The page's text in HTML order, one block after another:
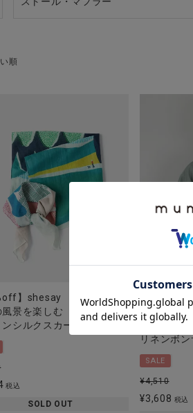
順
】shesay
風景を楽しむ
シルクスカーフ
税込
SOLD OUT
【20%off
LINENシリ
軽くて使
リネンボン
SALE
¥4,510
¥3,608 税込